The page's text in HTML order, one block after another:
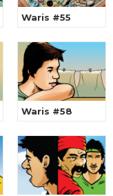
Waris #55
Waris #58